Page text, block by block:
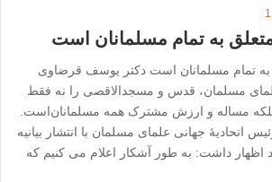
به تمام مسلمانان است
تمام مسلمانان است دکتر یوسف قرضاوی
مسلمان، قدس و مسجدالاقصی را نه فقط
بلکه مساله و ارزش مشترک همه مسلمانان‌است.
جهانی علمای مسلمان با انتشار بیانیه
اظهار داشت: به طور آشکار اعلام می کنیم که